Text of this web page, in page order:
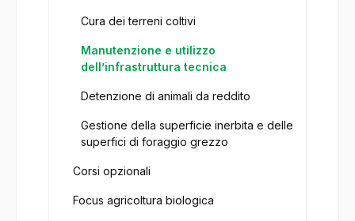
Cura dei terreni coltivi
Manutenzione e utilizzo
dell’infrastruttura tecnica
Detenzione di animali da reddito
Gestione della superficie inerbita e delle
superfici di foraggio grezzo
Corsi opzionali
Focus agricoltura biologica